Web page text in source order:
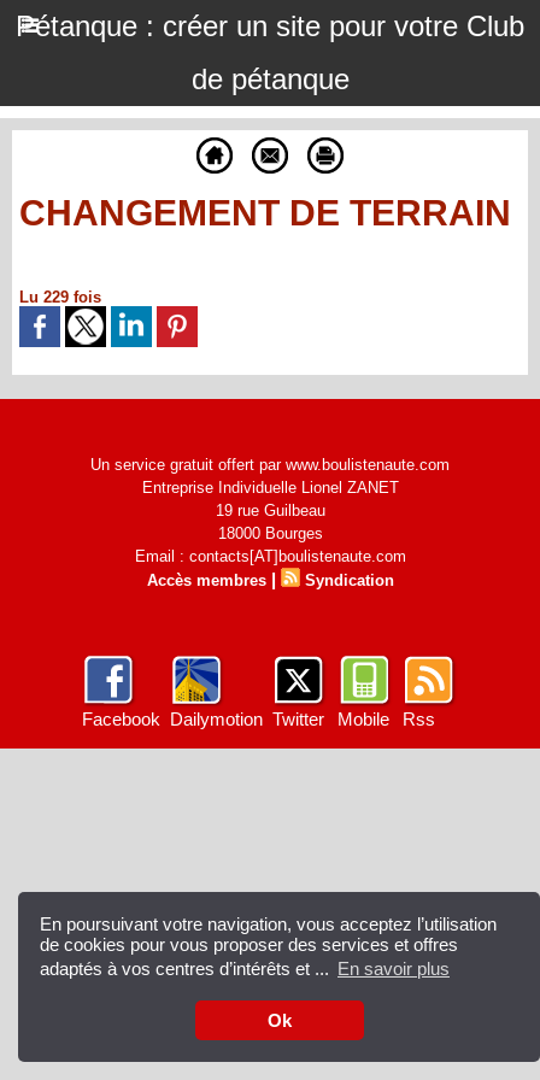
En poursuivant votre navigation, vous acceptez l’utilisation
de cookies pour vous proposer des services et offres
adaptés à vos centres d’intérêts et ... En savoir plus
Ok
Pétanque : créer un site pour votre Club
de pétanque
CHANGEMENT DE TERRAIN
Lu 229 fois
Un service gratuit offert par www.boulistenaute.com
Entreprise Individuelle Lionel ZANET
19 rue Guilbeau
18000 Bourges
Email : contacts[AT]boulistenaute.com
Accès membres | Syndication
Facebook Dailymotion Twitter Mobile Rss